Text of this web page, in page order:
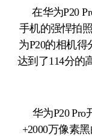
在华为P20
手机的强悍拍
为P20的相机得
达到了114分的
华为P20 Pro
+2000万像素